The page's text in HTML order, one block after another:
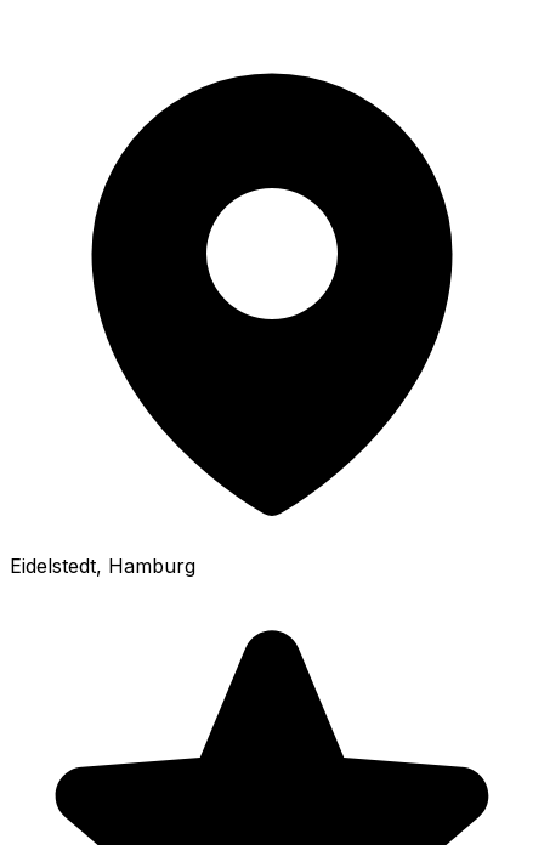
Eidelstedt, Hamburg